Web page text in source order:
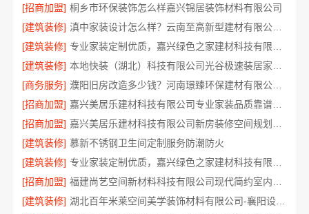
[招商加盟] 桐乡市环保装饰怎么样嘉兴锦居装饰材料有限公司
[建筑装修]
滇中家装设计怎么样？云南至高新型建材有限公司专业靠谱
[建筑装修]
[建筑装修]
[商务服务]
濮阳旧房改造多少钱？河南璟臻环保建材有限公司透明报价
[招商加盟]
嘉兴美居乐建材科技有限公司专业家装品质靠谱有保障
[招商加盟]
[建筑装修] 慕新不锈钢卫生间定制服务防潮防火
[建筑装修]
[招商加盟]
[建筑装修]
湖北百年米莱空间美学装饰材料有限公司-襄阳设计装修轻奢风